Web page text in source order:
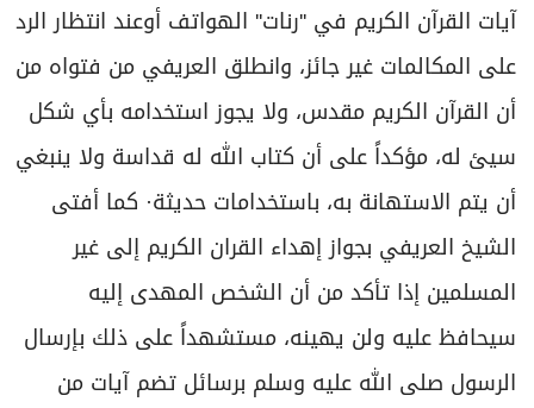
تغطيات
فيديو
بودكاست
إنفوجراف
قصة صورة
كاريكتير
برامج
عدد اليوم
آيات القرآن الكريم في ''رنات'' الهواتف أوعند انتظار الرد
على المكالمات غير جائز، وانطلق العريفي من فتواه من
أن القرآن الكريم مقدس، ولا يجوز استخدامه بأي شكل
سيئ له، مؤكداً على أن كتاب الله له قداسة ولا ينبغي
أن يتم الاستهانة به، باستخدامات حديثة· كما أفتى
الشيخ العريفي بجواز إهداء القران الكريم إلى غير
المسلمين إذا تأكد من أن الشخص المهدى إليه
سيحافظ عليه ولن يهينه، مستشهداً على ذلك بإرسال
الرسول صلى الله عليه وسلم برسائل تضم آيات من